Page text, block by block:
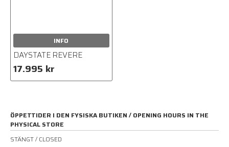
INFO
DAYSTATE REVERE
17.995 kr
ÖPPETTIDER I DEN FYSISKA BUTIKEN / OPENING HOURS IN THE
PHYSICAL STORE
STÄNGT / CLOSED